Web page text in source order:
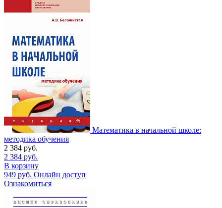
Математика в начальной школе:
методика обучения
2 384 руб.
2 384 руб.
В корзину
949 руб. Онлайн доступ
Ознакомиться